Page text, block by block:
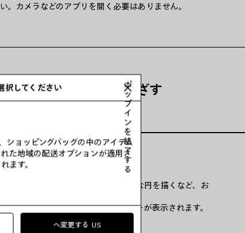
。カメラなどのアプリを開く必要はありません。
スマートフォンをかざす
縫い目の中にあるタグに近づけます。
タグに触れる、左右に振る、小さな円を描くなど、お
ます。デバイスの画面上部にバナーが表示されます。
択してください
ポ
ッ
プ
イ
ン
を
終
了
す
る
ショッピングバッグの中のアイテム
た地域の配送オプションが適用さ
れます。
へ変更する US